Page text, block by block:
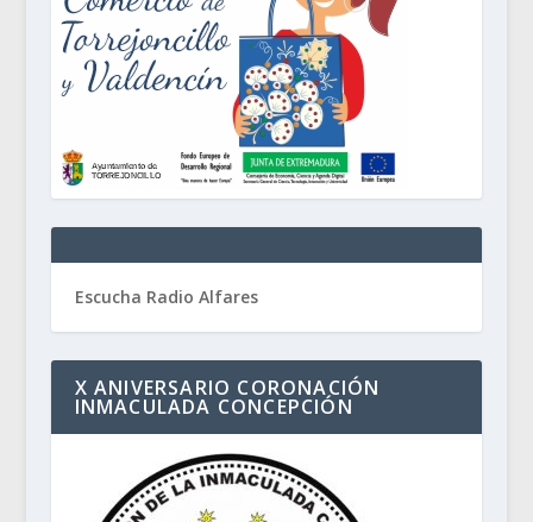
Escucha Radio Alfares
X ANIVERSARIO CORONACIÓN
INMACULADA CONCEPCIÓN